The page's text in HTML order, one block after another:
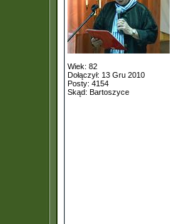
Wiek: 82
Dołączył: 13 Gru 2010
Posty: 4154
Skąd: Bartoszyce